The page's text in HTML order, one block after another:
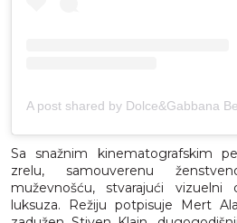
Sa snažnim kinematografskim
zrelu, samouverenu
muževnošću, stvarajući
luksuza. Režiju potpisuje Mert